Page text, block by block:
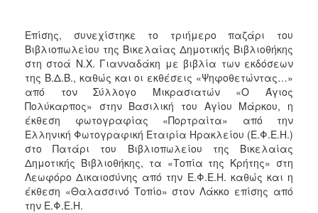
Επίσης, συνεχίστηκε το τριήμερο παζάρι του
Βιβλιοπωλείου της Βικελαίας Δημοτικής Βιβλιοθήκης
στη στοά Ν.Χ. Γιανναδάκη με βιβλία των εκδόσεων
της Β.Δ.Β., καθώς και οι εκθέσεις «Ψηφοθετώντας…»
από τον Σύλλογο Μικρασιατών «Ο Άγιος
Πολύκαρπος» στην Βασιλική του Αγίου Μάρκου, η
έκθεση φωτογραφίας «Πορτραίτα» από την
Ελληνική Φωτογραφική Εταιρία Ηρακλείου (Ε.Φ.Ε.Η.)
στο Πατάρι του Βιβλιοπωλείου της Βικελαίας
Δημοτικής Βιβλιοθήκης, τα «Τοπία της Κρήτης» στη
Λεωφόρο Δικαιοσύνης από την Ε.Φ.Ε.Η. καθώς και η
έκθεση «Θαλασσινό Τοπίο» στον Λάκκο επίσης από
την Ε.Φ.Ε.Η.